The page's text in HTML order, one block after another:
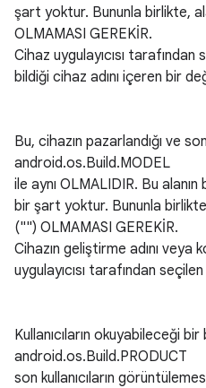
şart yoktur. Bununla birlikte,
OLMAMASI GEREKİR.
Cihaz uygulayıcısı tarafından
bildiği cihaz adını içeren bir
Bu, cihazın pazarlandığı ve
android.os.Build.MODEL
ile aynı OLMALIDIR. Bu
bir şart yoktur. Bununla
("") OLMAMASI GEREKİR.
Cihazın geliştirme adını veya
uygulayıcısı tarafından
Kullanıcıların okuyabileceği
android.os.Build.PRODUCT
son kullanıcıların